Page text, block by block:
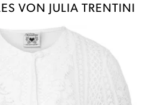
VON JULIA TRENTINI